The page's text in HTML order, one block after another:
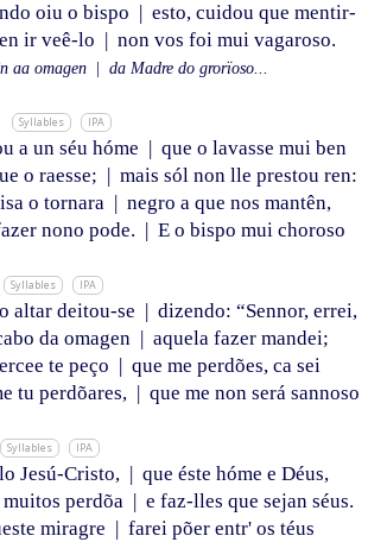
oiu o bispo | esto, cuidou que mentir-
ir veê-lo | non vos foi mui vagaroso.
aa omagen da Madre do grorïoso...
Syllables IPA
a un séu hóme | que o lavasse mui ben
o raesse; | mais sól non lle prestou ren:
o tornara | negro a que nos mantên,
nono pode. | E o bispo mui choroso
Syllables IPA
altar deitou-se | dizendo: “Sennor, errei,
da omagen | aquela fazer mandei;
te peço | que me perdões, ca sei
tu perdõares, | que me non será sannoso
Syllables IPA
Jesú-Cristo, | que éste hóme e Déus,
perdõa | e faz-lles que sejan séus.
miragre | farei põer entr' os téus